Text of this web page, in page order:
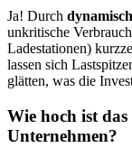
Ja! Durch
unkritische
Ladestationen)
lassen sich
glätten, was die
Wie hoch ist
Unternehmen?